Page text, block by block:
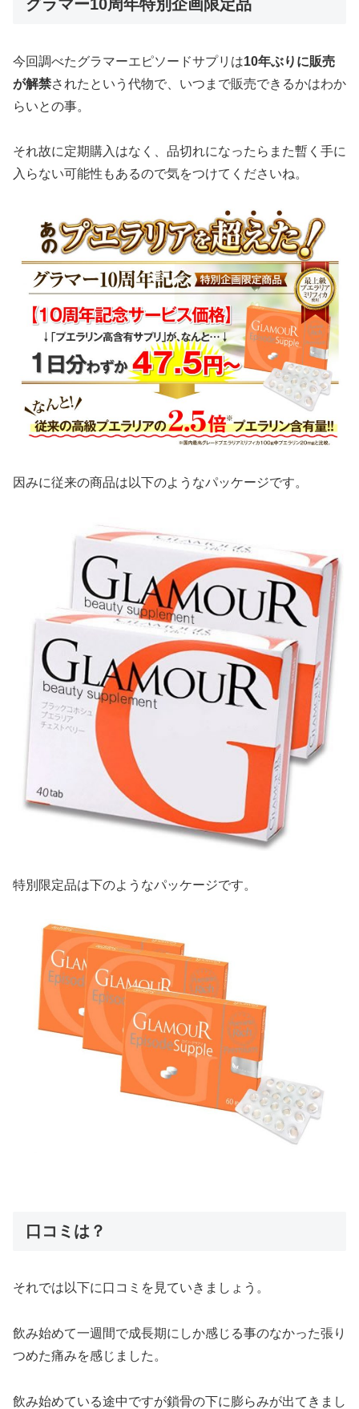
グラマー10周年特別企画限定品
今回調べたグラマーエピソードサプリは10年ぶりに販売
が解禁されたという代物で、いつまで販売できるかはわか
らいとの事。
それ故に定期購入はなく、品切れになったらまた暫く手に
入らない可能性もあるので気をつけてくださいね。
因みに従来の商品は以下のようなパッケージです。
特別限定品は下のようなパッケージです。
口コミは？
それでは以下に口コミを見ていきましょう。
飲み始めて一週間で成長期にしか感じる事のなかった張り
つめた痛みを感じました。
飲み始めている途中ですが鎖骨の下に膨らみが出てきまし